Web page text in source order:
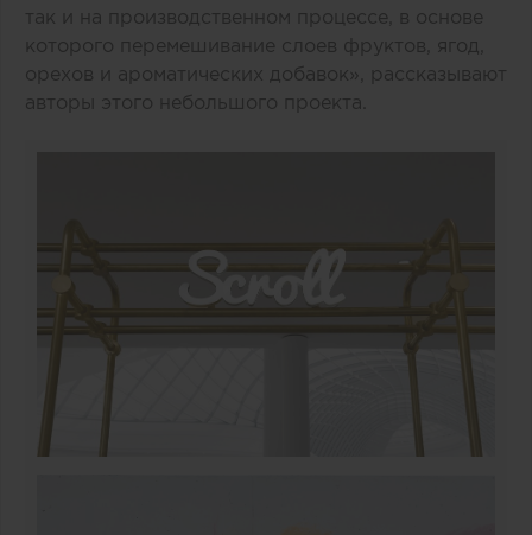
так и на производственном процессе, в основе
которого перемешивание слоев фруктов, ягод,
орехов и ароматических добавок», рассказывают
авторы этого небольшого проекта.